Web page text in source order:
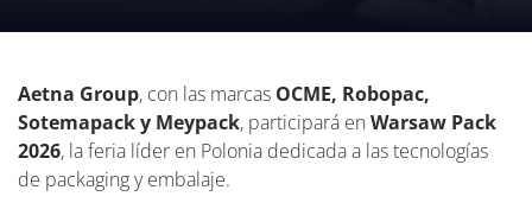
Aetna Group, con las marcas OCME, Robopac,
Sotemapack y Meypack, participará en Warsaw Pack
2026, la feria líder en Polonia dedicada a las tecnologías
de packaging y embalaje.